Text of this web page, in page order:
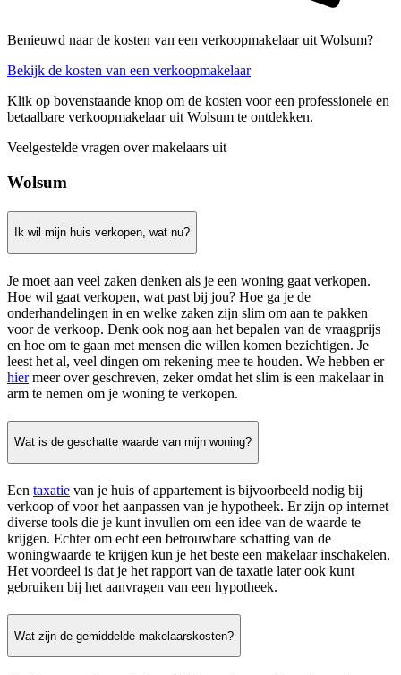
Benieuwd naar de kosten van een verkoopmakelaar uit Wolsum?
Bekijk de kosten van een verkoopmakelaar
Klik op bovenstaande knop om de kosten voor een professionele en
betaalbare verkoopmakelaar uit Wolsum te ontdekken.
Veelgestelde vragen over makelaars uit
Wolsum
Ik wil mijn huis verkopen, wat nu?
Je moet aan veel zaken denken als je een woning gaat verkopen.
Hoe wil gaat verkopen, wat past bij jou? Hoe ga je de
onderhandelingen in en welke zaken zijn slim om aan te pakken
voor de verkoop. Denk ook nog aan het bepalen van de vraagprijs
en hoe om te gaan met mensen die willen komen bezichtigen. Je
leest het al, veel dingen om rekening mee te houden. We hebben er
hiermeer over geschreven, zeker omdat het slim is een makelaar in
arm te nemen om je woning te verkopen.
Wat is de geschatte waarde van mijn woning?
Een taxatie van je huis of appartement is bijvoorbeeld nodig bij
verkoop of voor het aanpassen van je hypotheek. Er zijn op internet
diverse tools die je kunt invullen om een idee van de waarde te
krijgen. Echter om echt een betrouwbare schatting van de
woningwaarde te krijgen kun je het beste een makelaar inschakelen.
Het voordeel is dat je het rapport van de taxatie later ook kunt
gebruiken bij het aanvragen van een hypotheek.
Wat zijn de gemiddelde makelaarskosten?